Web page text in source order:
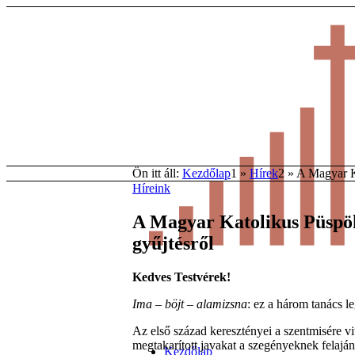
Kezdőlap
Ön itt áll: Kezdőlap1 » Hírek2 » A Magyar
Híreink
A Magyar Katolikus
gyűjtésről
Kedves Testvérek!
Ima – böjt – alamizsna: ez a három tanács
Az első század keresztényei a szentmisére
megtakarított javakat a szegényeknek